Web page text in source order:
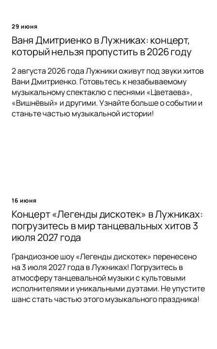
29 июня
Ваня Дмитриенко в Лужниках: концерт,
который нельзя пропустить в 2026 году
2 августа 2026 года Лужники оживут под звуки хитов
Вани Дмитриенко. Готовьтесь к незабываемому
музыкальному спектаклю с песнями «Цветаева»,
«Вишнёвый» и другими. Узнайте больше о событии и
станьте частью музыкальной истории!
16 июня
Концерт «Легенды дискотек» в Лужниках:
погрузитесь в мир танцевальных хитов 3
июля 2027 года
Грандиозное шоу «Легенды дискотек» перенесено
на 3 июля 2027 года в Лужниках! Погрузитесь в
атмосферу танцевальной музыки с культовыми
исполнителями и уникальными дуэтами. Не упустите
шанс стать частью этого музыкального праздника!